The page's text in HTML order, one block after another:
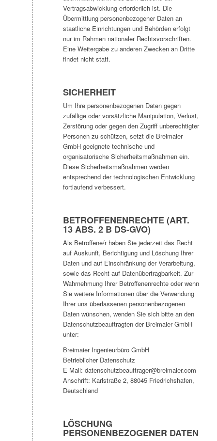
Vertragsabwicklung erforderlich ist. Die
Übermittlung personenbezogener Daten an
staatliche Einrichtungen und Behörden erfolgt
nur im Rahmen nationaler Rechtsvorschriften.
Eine Weitergabe zu anderen Zwecken an Dritte
findet nicht statt.
SICHERHEIT
Um Ihre personenbezogenen Daten gegen
zufällige oder vorsätzliche Manipulation, Verlust,
Zerstörung oder gegen den Zugriff unberechtigter
Personen zu schützen, setzt die Breimaier
GmbH geeignete technische und
organisatorische Sicherheitsmaßnahmen ein.
Diese Sicherheitsmaßnahmen werden
entsprechend der technologischen Entwicklung
fortlaufend verbessert.
BETROFFENENRECHTE (ART.
13 ABS. 2 B DS-GVO)
Als Betroffene/r haben Sie jederzeit das Recht
auf Auskunft, Berichtigung und Löschung Ihrer
Daten und auf Einschränkung der Verarbeitung,
sowie das Recht auf Datenübertragbarkeit. Zur
Wahrnehmung Ihrer Betroffenenrechte oder wenn
Sie weitere Informationen über die Verwendung
Ihrer uns überlassenen personenbezogenen
Daten wünschen, wenden Sie sich bitte an den
Datenschutzbeauftragten der Breimaier GmbH
unter:
Breimaier Ingenieurbüro GmbH
Betrieblicher Datenschutz
E-Mail: datenschutzbeauftrager@breimaier.com
Anschrift: Karlstraße 2, 88045 Friedrichshafen,
Deutschland
LÖSCHUNG
PERSONENBEZOGENER DATEN